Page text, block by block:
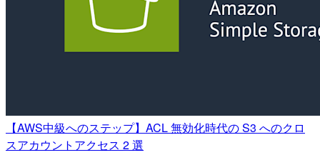
【AWS中級へのステップ】ACL 無効化時代の S3 へのクロ
スアカウントアクセス 2 選